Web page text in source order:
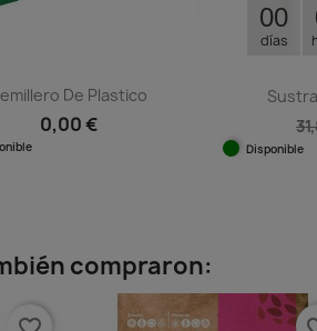
De Plastico
0,00 €
00
días
Disponible
compraron: